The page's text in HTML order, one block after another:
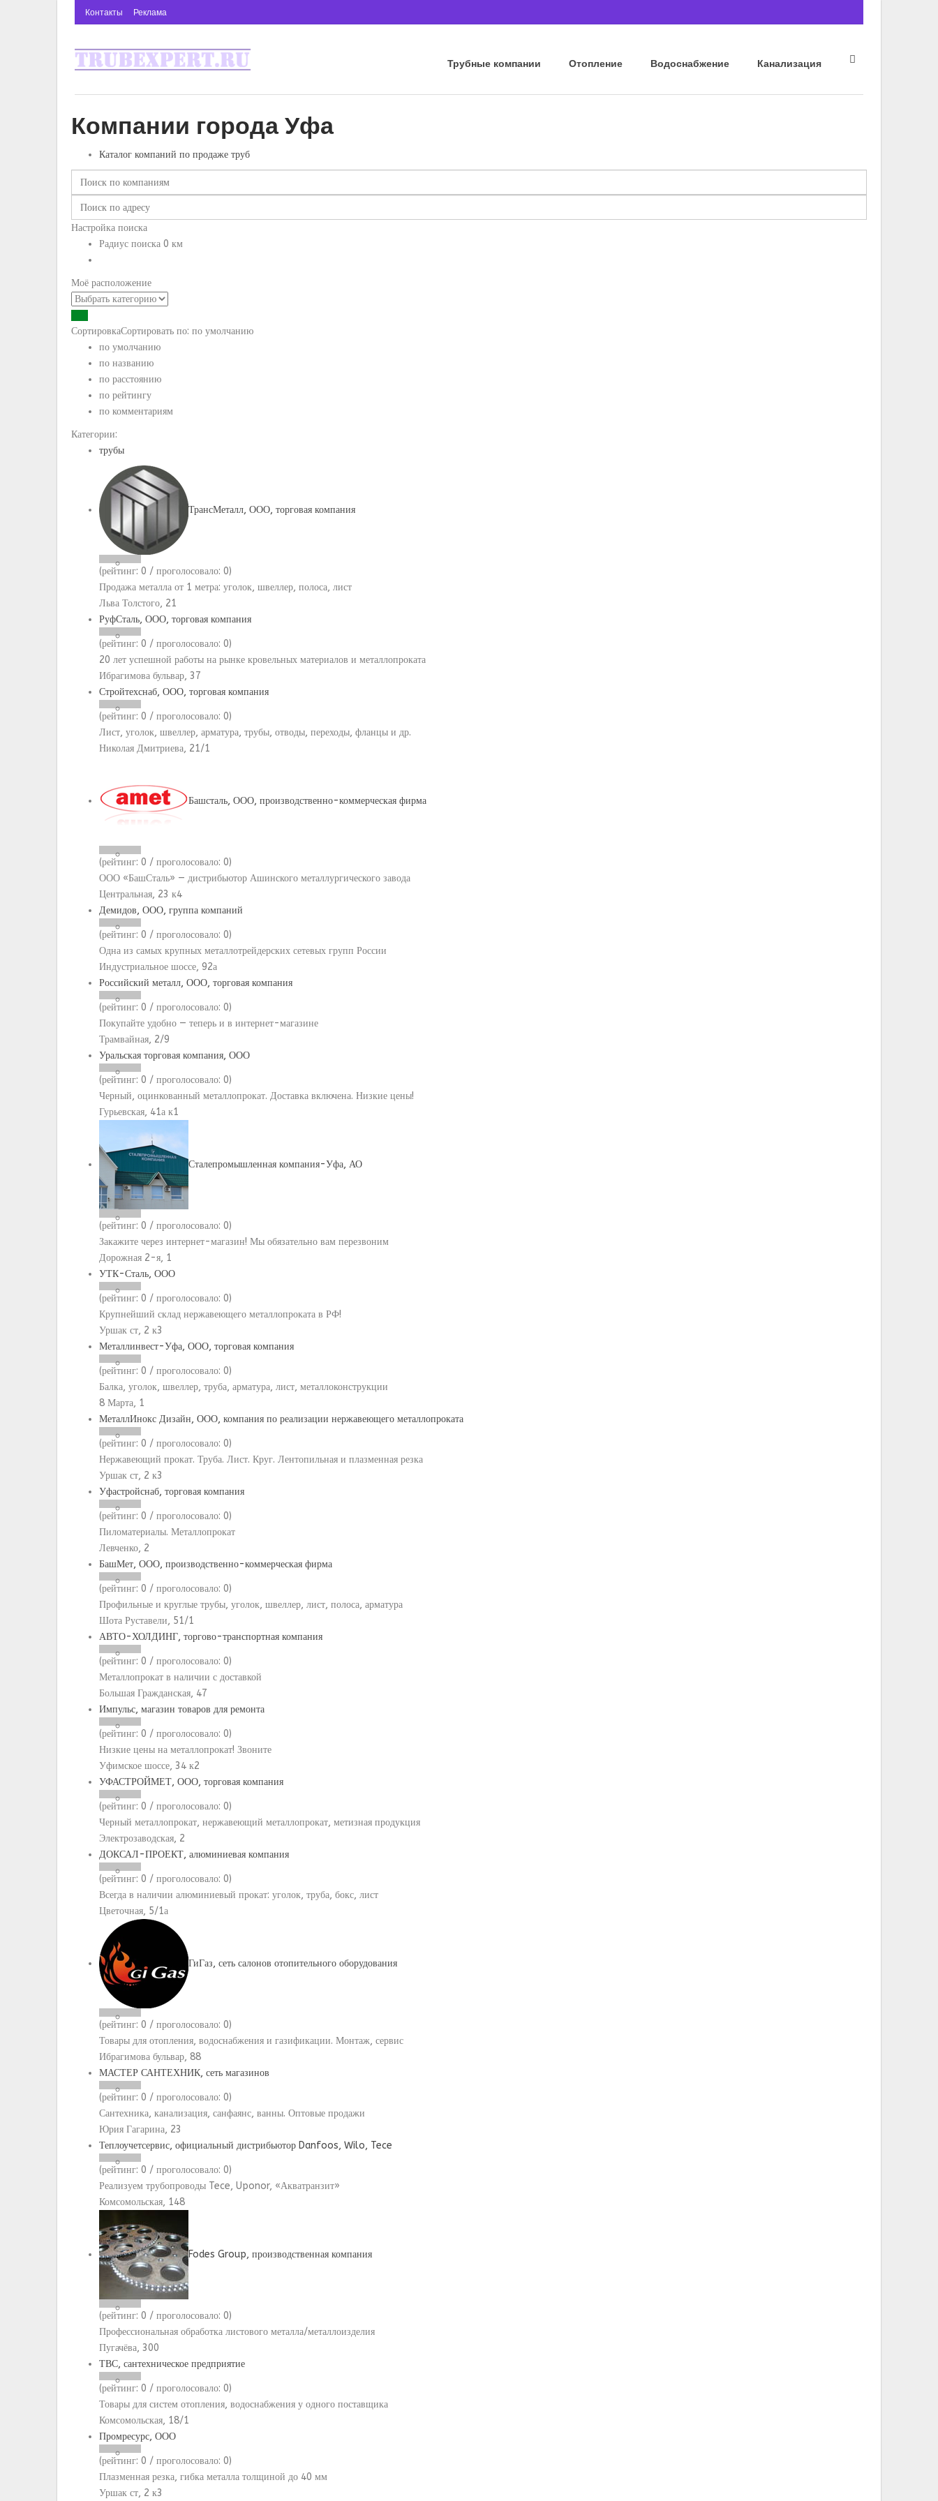
Контакты Реклама
Трубные компании Отопление Водоснабжение Канализация
Компании города Уфа
Каталог компаний по продаже труб
Настройка поиска
Радиус поиска 0 км
Моё расположение
СортировкаСортировать по: по умолчанию
по умолчанию
по названию
по расстоянию
по рейтингу
по комментариям
Категории:
трубы
ТрансМеталл, ООО, торговая компания
(рейтинг: 0 / проголосовало: 0)
Продажа металла от 1 метра: уголок, швеллер, полоса, лист
Льва Толстого, 21
РуфСталь, ООО, торговая компания
(рейтинг: 0 / проголосовало: 0)
20 лет успешной работы на рынке кровельных материалов и металлопроката
Ибрагимова бульвар, 37
Стройтехснаб, ООО, торговая компания
(рейтинг: 0 / проголосовало: 0)
Лист, уголок, швеллер, арматура, трубы, отводы, переходы, фланцы и др.
Николая Дмитриева, 21/1
Башсталь, ООО, производственно-коммерческая фирма
(рейтинг: 0 / проголосовало: 0)
ООО «БашСталь» — дистрибьютор Ашинского металлургического завода
Центральная, 23 к4
Демидов, ООО, группа компаний
(рейтинг: 0 / проголосовало: 0)
Одна из самых крупных металлотрейдерских сетевых групп России
Индустриальное шоссе, 92а
Российский металл, ООО, торговая компания
(рейтинг: 0 / проголосовало: 0)
Покупайте удобно — теперь и в интернет-магазине
Трамвайная, 2/9
Уральская торговая компания, ООО
(рейтинг: 0 / проголосовало: 0)
Черный, оцинкованный металлопрокат. Доставка включена. Низкие цены!
Гурьевская, 41а к1
Сталепромышленная компания-Уфа, АО
(рейтинг: 0 / проголосовало: 0)
Закажите через интернет-магазин! Мы обязательно вам перезвоним
Дорожная 2-я, 1
УТК-Сталь, ООО
(рейтинг: 0 / проголосовало: 0)
Крупнейший склад нержавеющего металлопроката в РФ!
Уршак ст, 2 к3
Металлинвест-Уфа, ООО, торговая компания
(рейтинг: 0 / проголосовало: 0)
Балка, уголок, швеллер, труба, арматура, лист, металлоконструкции
8 Марта, 1
МеталлИнокс Дизайн, ООО, компания по реализации нержавеющего металлопроката
(рейтинг: 0 / проголосовало: 0)
Нержавеющий прокат. Труба. Лист. Круг. Лентопильная и плазменная резка
Уршак ст, 2 к3
Уфастройснаб, торговая компания
(рейтинг: 0 / проголосовало: 0)
Пиломатериалы. Металлопрокат
Левченко, 2
БашМет, ООО, производственно-коммерческая фирма
(рейтинг: 0 / проголосовало: 0)
Профильные и круглые трубы, уголок, швеллер, лист, полоса, арматура
Шота Руставели, 51/1
АВТО-ХОЛДИНГ, торгово-транспортная компания
(рейтинг: 0 / проголосовало: 0)
Металлопрокат в наличии с доставкой
Большая Гражданская, 47
Импульс, магазин товаров для ремонта
(рейтинг: 0 / проголосовало: 0)
Низкие цены на металлопрокат! Звоните
Уфимское шоссе, 34 к2
УФАСТРОЙМЕТ, ООО, торговая компания
(рейтинг: 0 / проголосовало: 0)
Черный металлопрокат, нержавеющий металлопрокат, метизная продукция
Электрозаводская, 2
ДОКСАЛ-ПРОЕКТ, алюминиевая компания
(рейтинг: 0 / проголосовало: 0)
Всегда в наличии алюминиевый прокат: уголок, труба, бокс, лист
Цветочная, 5/1а
ГиГаз, сеть салонов отопительного оборудования
(рейтинг: 0 / проголосовало: 0)
Товары для отопления, водоснабжения и газификации. Монтаж, сервис
Ибрагимова бульвар, 88
МАСТЕР САНТЕХНИК, сеть магазинов
(рейтинг: 0 / проголосовало: 0)
Сантехника, канализация, санфаянс, ванны. Оптовые продажи
Юрия Гагарина, 23
Теплоучетсервис, официальный дистрибьютор Danfoos, Wilo, Tece
(рейтинг: 0 / проголосовало: 0)
Реализуем трубопроводы Tece, Uponor, «Акватранзит»
Комсомольская, 148
Fodes Group, производственная компания
(рейтинг: 0 / проголосовало: 0)
Профессиональная обработка листового металла/металлоизделия
Пугачёва, 300
ТВС, сантехническое предприятие
(рейтинг: 0 / проголосовало: 0)
Товары для систем отопления, водоснабжения у одного поставщика
Комсомольская, 18/1
Промресурс, ООО
(рейтинг: 0 / проголосовало: 0)
Плазменная резка, гибка металла толщиной до 40 мм
Уршак ст, 2 к3